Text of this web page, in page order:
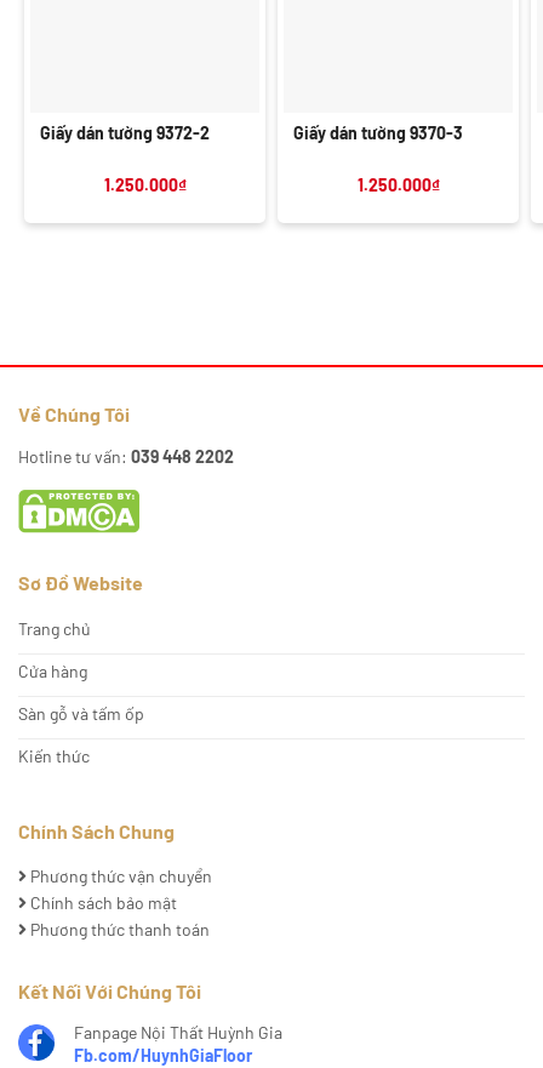
Giấy dán tường 9372-2
1.250.000₫
Giấy dán tường 9370-3
1.250.000₫
Về Chúng Tôi
Hotline tư vấn: 039 448 2202
Sơ Đồ Website
Trang chủ
Cửa hàng
Sàn gỗ và tấm ốp
Kiến thức
Chính Sách Chung
Phương thức vận chuyển
Chính sách bảo mật
Phương thức thanh toán
Kết Nối Với Chúng Tôi
Fanpage Nội Thất Huỳnh Gia
Fb.com/HuynhGiaFloor